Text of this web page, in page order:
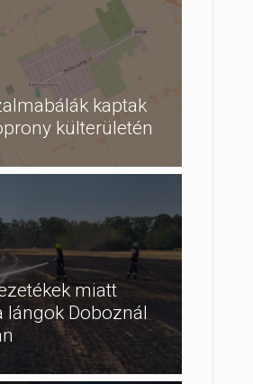
kaptak
külterületén
miatt
lángok Doboznál